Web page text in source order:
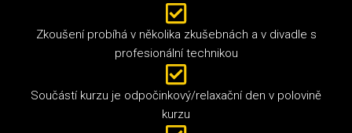
Zkoušení probíhá v několika zkušebnách a v divadle s
profesionální technikou
Součástí kurzu je odpočinkový/relaxační den v polovině
kurzu